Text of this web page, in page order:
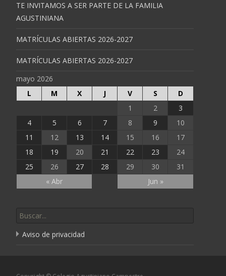
TE INVITAMOS A SER PARTE DE LA FAMILIA
AGUSTINIANA
MATRÍCULAS ABIERTAS 2026-2027
MATRÍCULAS ABIERTAS 2026-2027
mayo 2026
L
M X J V S D
« Abr Jun »
1 2
3
4
5 6 7 8 9
10
11
12 13 14 15 16
17
18
19 20 21 22 23
24
25
26 27 28 29 30 31
Aviso de privacidad